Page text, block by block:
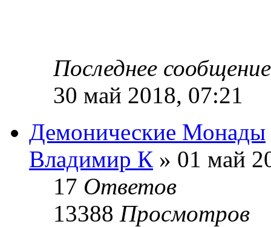
Последнее
30 май 2018, 07:21
Демонические Монады
Владимир К » 01 май
17 Ответов
13388 Просмотров